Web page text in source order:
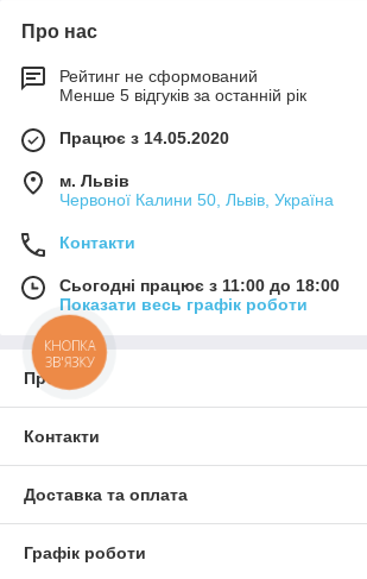
Про нас
Рейтинг не сформований
Менше 5 відгуків за останній рік
Працює з 14.05.2020
м. Львів
Червоної Калини 50, Львів, Україна
Контакти
Сьогодні працює з 11:00 до 18:00
Показати весь графік роботи
Про нас
Контакти
Доставка та оплата
Графік роботи
КНОПКА
ЗВ'ЯЗКУ